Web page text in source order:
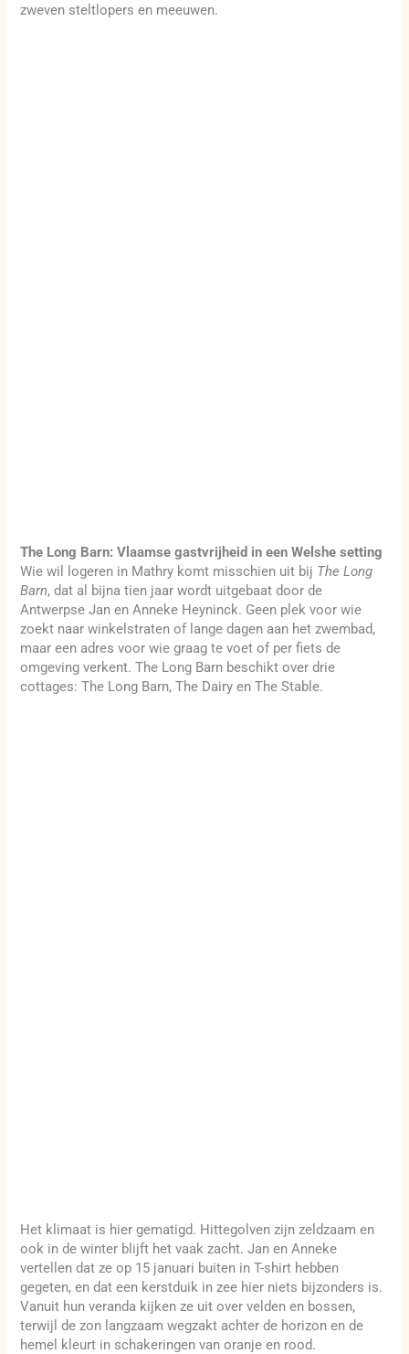
zweven steltlopers en meeuwen.
The Long Barn: Vlaamse gastvrijheid in een Welshe setting
Wie wil logeren in Mathry komt misschien uit bij The Long
Barn, dat al bijna tien jaar wordt uitgebaat door de
Antwerpse Jan en Anneke Heyninck. Geen plek voor wie
zoekt naar winkelstraten of lange dagen aan het zwembad,
maar een adres voor wie graag te voet of per fiets de
omgeving verkent. The Long Barn beschikt over drie
cottages: The Long Barn, The Dairy en The Stable.
Het klimaat is hier gematigd. Hittegolven zijn zeldzaam en
ook in de winter blijft het vaak zacht. Jan en Anneke
vertellen dat ze op 15 januari buiten in T-shirt hebben
gegeten, en dat een kerstduik in zee hier niets bijzonders is.
Vanuit hun veranda kijken ze uit over velden en bossen,
terwijl de zon langzaam wegzakt achter de horizon en de
hemel kleurt in schakeringen van oranje en rood.